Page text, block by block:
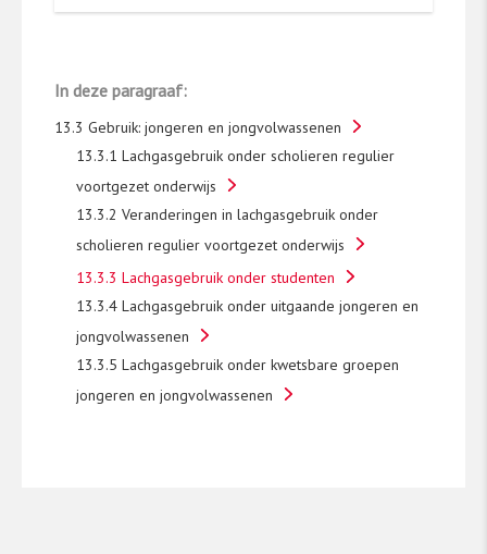
samenwerking met Kantar Public (nu Verian). Dit
metingen (in 2015, 2017, 2019 en 2021) ook
hbo-studenten betrokken. In 2023 namen
deel aan het onderzoek. De dataverzameling
vond plaats in het najaar van 2023 op 64 mbo-
locaties. In totaal werden 6.053 studenten
willekeurig benaderd door
onderzoeksassistenten om een digitale
vragenlijst in te vullen.
De Monitor Mentale gezondheid en
In deze paragraaf:
13.3 Gebruik: jongeren en jongvolwassenen
13.3.1 Lachgasgebruik onder scholieren regulier
voortgezet onderwijs
13.3.2 Veranderingen in lachgasgebruik onder
scholieren regulier voortgezet onderwijs
13.3.3 Lachgasgebruik onder studenten
13.3.4 Lachgasgebruik onder uitgaande jongeren en
jongvolwassenen
13.3.5 Lachgasgebruik onder kwetsbare groepen
jongeren en jongvolwassenen